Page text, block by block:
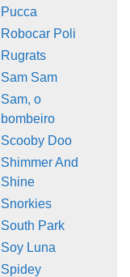
Pucca
Robocar Poli
Rugrats
Sam Sam
Sam, o
bombeiro
Scooby Doo
Shimmer And
Shine
Snorkies
South Park
Soy Luna
Spidey